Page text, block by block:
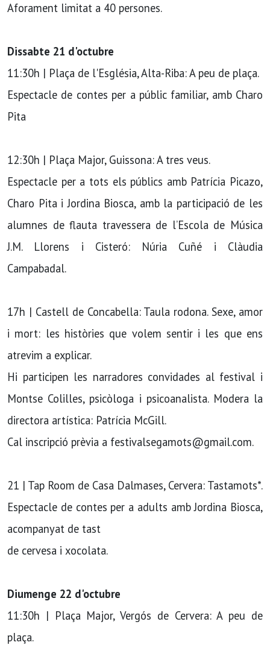
Aforament limitat a 40 persones.
Dissabte 21 d'octubre
11:30h | Plaça de l'Església, Alta-Riba: A peu de plaça.
Espectacle de contes per a públic familiar, amb Charo
Pita
12:30h | Plaça Major, Guissona: A tres veus.
Espectacle per a tots els públics amb Patrícia Picazo,
Charo Pita i Jordina Biosca, amb la participació de les
alumnes de flauta travessera de l’Escola de Música
J.M. Llorens i Cisteró: Núria Cuñé i Clàudia
Campabadal.
17h | Castell de Concabella: Taula rodona. Sexe, amor
i mort: les històries que volem sentir i les que ens
atrevim a explicar.
Hi participen les narradores convidades al festival i
Montse Colilles, psicòloga i psicoanalista. Modera la
directora artística: Patrícia McGill.
Cal inscripció prèvia a festivalsegamots@gmail.com.
21 | Tap Room de Casa Dalmases, Cervera: Tastamots*.
Espectacle de contes per a adults amb Jordina Biosca,
acompanyat de tast
de cervesa i xocolata.
Diumenge 22 d'octubre
11:30h | Plaça Major, Vergós de Cervera: A peu de
plaça.